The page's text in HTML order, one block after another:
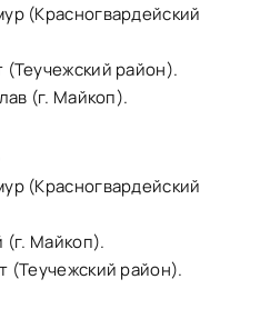
(Красногвардейский
район).
(г. Майкоп).
(Красногвардейский
(г. Майкоп).
район).